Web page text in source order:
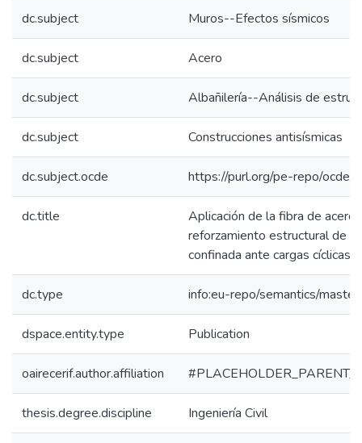
dc.subject Muros--Efectos sísmicos
dc.subject Acero
dc.subject Albañilería--Análisis de
dc.subject Construcciones antisísmicas
dc.subject.ocde https://purl.org/pe-repo/ocde/
dc.title
Aplicación de la fibra de acero
reforzamiento estructural de
confinada ante cargas cíclicas
dc.type info:eu-repo/semantics/
dspace.entity.type Publication
oairecerif.author.affiliation
thesis.degree.discipline Ingeniería Civil